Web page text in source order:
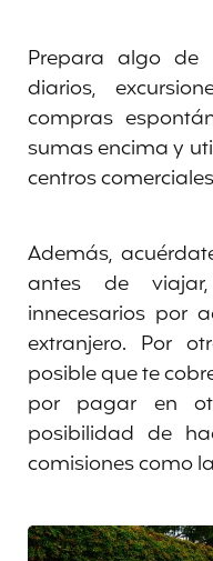
Prepara algo de
diarios,
compras
sumas encima y
centros
Además,
antes de
innecesarios por
extranjero. Por
posible que te
por pagar en
posibilidad de
comisiones como